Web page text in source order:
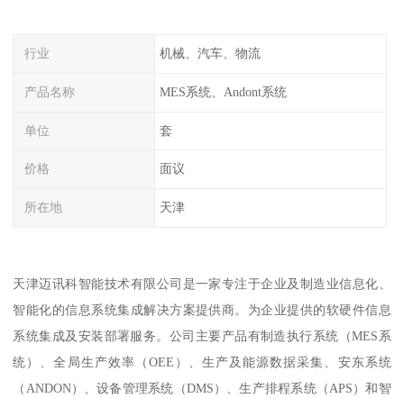
行业 机械、汽车、物流
产品名称 MES系统、Andont系统
单位 套
价格 面议
所在地 天津
天津迈讯科智能技术有限公司是一家专注于企业及制造业信息化、
智能化的信息系统集成解决方案提供商。为企业提供的软硬件信息
系统集成及安装部署服务。公司主要产品有制造执行系统（MES系
统）、全局生产效率（OEE）、生产及能源数据采集、安东系统
（ANDON）、设备管理系统（DMS）、生产排程系统（APS）和智